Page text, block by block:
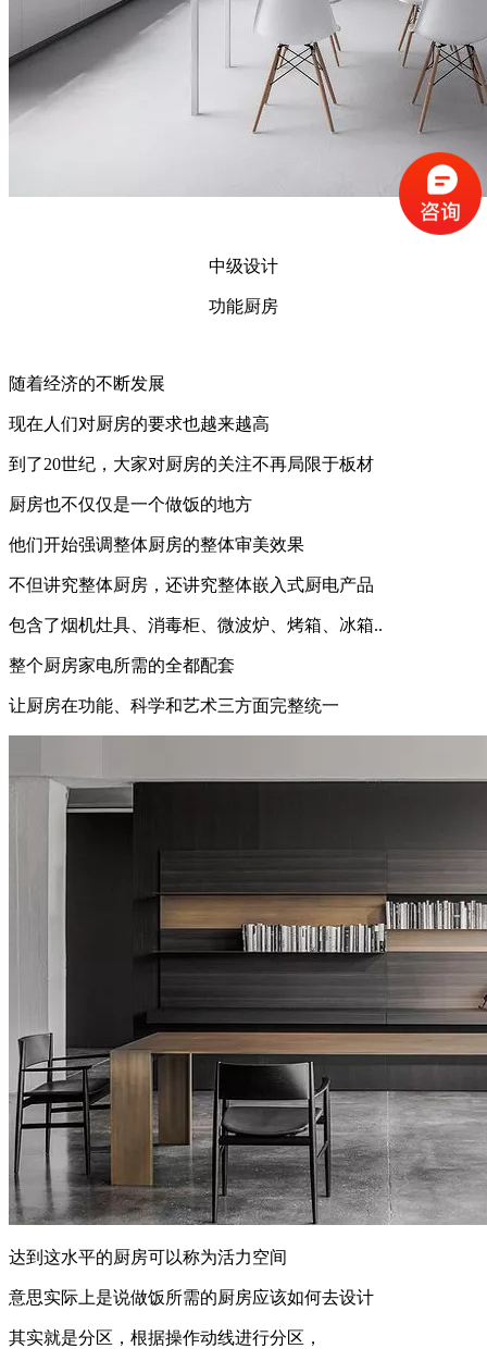
中级设计
功能厨房
随着经济的不断发展
现在人们对厨房的要求也越来越高
到了20世纪，大家对厨房的关注不再局限于板材
厨房也不仅仅是一个做饭的地方
他们开始强调整体厨房的整体审美效果
不但讲究整体厨房，还讲究整体嵌入式厨电产品
包含了烟机灶具、消毒柜、微波炉、烤箱、冰箱..
整个厨房家电所需的全都配套
让厨房在功能、科学和艺术三方面完整统一
达到这水平的厨房可以称为活力空间
意思实际上是说做饭所需的厨房应该如何去设计
其实就是分区，根据操作动线进行分区，